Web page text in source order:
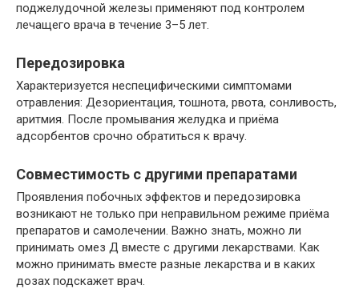
поджелудочной железы применяют под контролем
лечащего врача в течение 3–5 лет.
Передозировка
Характеризуется неспецифическими симптомами
отравления: Дезориентация, тошнота, рвота, сонливость,
аритмия. После промывания желудка и приёма
адсорбентов срочно обратиться к врачу.
Совместимость с другими препаратами
Проявления побочных эффектов и передозировка
возникают не только при неправильном режиме приёма
препаратов и самолечении. Важно знать, можно ли
принимать омез Д вместе с другими лекарствами. Как
можно принимать вместе разные лекарства и в каких
дозах подскажет врач.